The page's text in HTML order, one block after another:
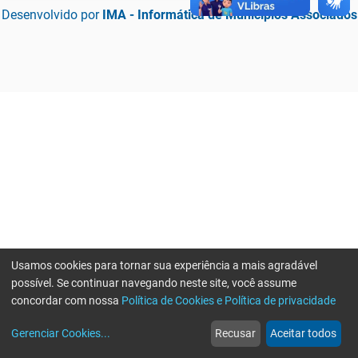
Desenvolvido por IMA - Informática de Municípios Associados
web
Notícias
more_horiz
Mais
Usamos cookies para tornar sua experiência a mais agradável
possível. Se continuar navegando neste site, você assume
concordar com nossa Política de Cookies e Política de privacidade
Gerenciar Cookies... Recusar Aceitar todos
Erro ao enviar informações, por favor tente novamente